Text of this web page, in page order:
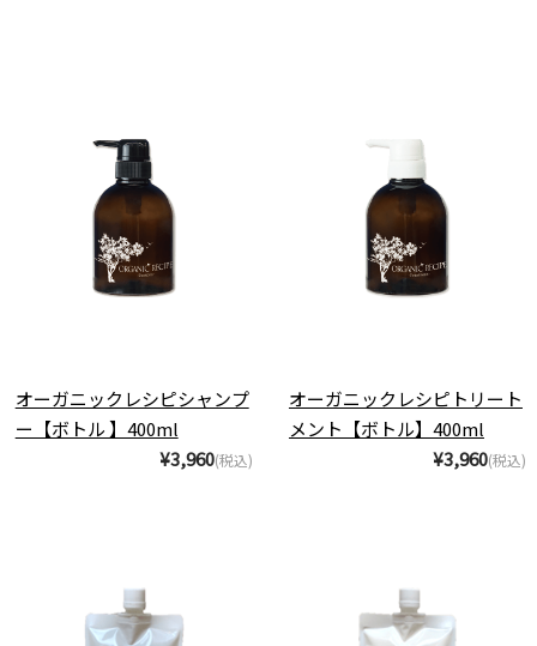
オーガニックレシピシャンプ
ー【ボトル 】400ml
¥3,960(税込)
オーガニックレシピトリート
メント【ボトル】400ml
¥3,960(税込)